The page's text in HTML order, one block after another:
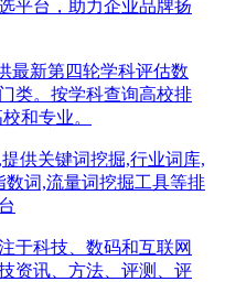
平台，助力企业品牌扬
最新第四轮学科评估数
类。按学科查询高校排
和专业。
供关键词挖掘,行业词库,
数词,流量词挖掘工具等排
于科技、数码和互联网
资讯、方法、评测、评